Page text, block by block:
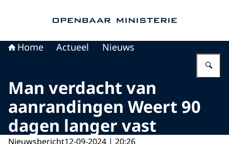
Home Actueel Nieuws
Man verdacht van
aanrandingen Weert 90
dagen langer vast
Nieuwsbericht12-09-2024 | 20:26